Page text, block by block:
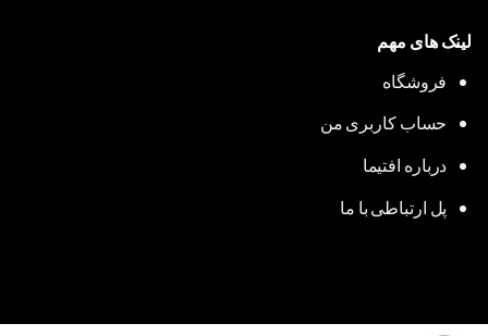
لینک های مهم
فروشگاه
حساب کاربری من
درباره افتیما
پل ارتباطی با ما